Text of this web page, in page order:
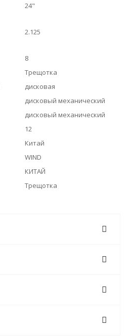
24"
2.125
8
Трещотка
дисковая
дисковый механический
дисковый механический
12
Китай
WIND
КИТАЙ
Трещотка